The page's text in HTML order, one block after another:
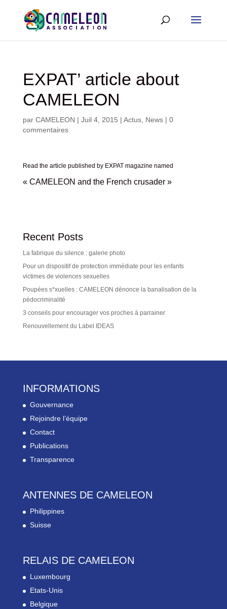
EXPAT’ article about
CAMELEON
par CAMELEON | Juil 4, 2015 | Actus, News| 0
commentaires
Read the article published by EXPAT magazine named
« CAMELEON and the French crusader »
Recent Posts
La fabrique du silence : galerie photo
Pour un dispositif de protection immédiate pour les enfants
victimes de violences sexuelles
Poupées s*xuelles : CAMELEON dénonce la banalisation de la
pédocriminalité
3 conseils pour encourager vos proches à parrainer
Renouvellement du Label IDEAS
INFORMATIONS
Gouvernance
Rejoindre l’équipe
Contact
Publications
Transparence
ANTENNES DE CAMELEON
Philippines
Suisse
RELAIS DE CAMELEON
Luxembourg
Etats-Unis
Belgique